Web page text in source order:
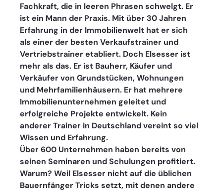
Fachkraft, die in leeren Phrasen schwelgt. Er
ist ein Mann der Praxis. Mit über 30 Jahren
Erfahrung in der Immobilienwelt hat er sich
als einer der besten Verkaufstrainer und
Vertriebstrainer etabliert. Doch Elsesser ist
mehr als das. Er ist Bauherr, Käufer und
Verkäufer von Grundstücken, Wohnungen
und Mehrfamilienhäusern. Er hat mehrere
Immobilienunternehmen geleitet und
erfolgreiche Projekte entwickelt. Kein
anderer Trainer in Deutschland vereint so viel
Wissen und Erfahrung.
Über 600 Unternehmen haben bereits von
seinen Seminaren und Schulungen profitiert.
Warum? Weil Elsesser nicht auf die üblichen
Bauernfänger Tricks setzt, mit denen andere